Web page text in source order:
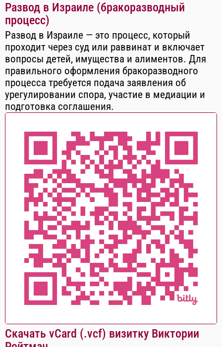
Развод в Израиле (бракоразводный
процесс)
Развод в Израиле — это процесс, который
проходит через суд или раввинат и включает
вопросы детей, имущества и алиментов. Для
правильного оформления бракоразводного
процесса требуется подача заявления об
урегулировании спора, участие в медиации и
подготовка соглашения.
Скачать vCard (.vcf) визитку Виктории